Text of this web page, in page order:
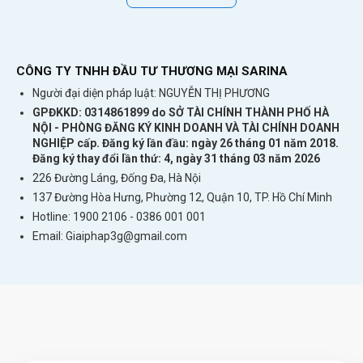
CÔNG TY TNHH ĐẦU TƯ THƯƠNG MẠI SARINA
Người đại diện pháp luật: NGUYỄN THỊ PHƯƠNG
GPĐKKD: 0314861899 do SỞ TÀI CHÍNH THÀNH PHỐ HÀ
NỘI - PHÒNG ĐĂNG KÝ KINH DOANH VÀ TÀI CHÍNH DOANH
NGHIỆP cấp. Đăng ký lần đầu: ngày 26 tháng 01 năm 2018.
Đăng ký thay đổi lần thứ: 4, ngày 31 tháng 03 năm 2026
226 Đường Láng, Đống Đa, Hà Nội
137 Đường Hòa Hưng, Phường 12, Quận 10, TP. Hồ Chí Minh
Hotline: 1900 2106 - 0386 001 001
Email: Giaiphap3g@gmail.com